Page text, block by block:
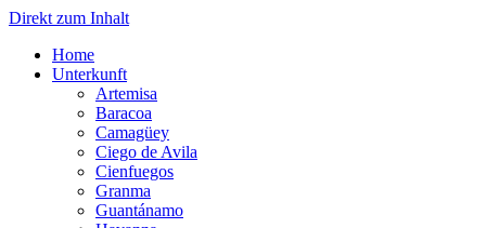
Direkt zum Inhalt
Home
Unterkunft
Artemisa
Baracoa
Camagüey
Ciego de Avila
Cienfuegos
Granma
Guantánamo